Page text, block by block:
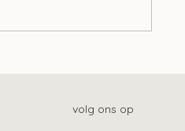
volg ons op